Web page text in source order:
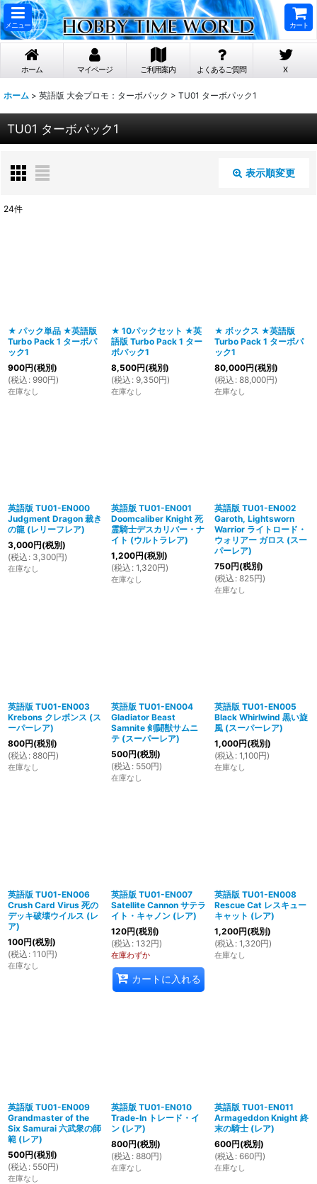
メニュー カート
ホーム マイページ ご利用案内 よくあるご質問 X
ホーム > 英語版 大会プロモ：ターボパック > TU01 ターボパック1
TU01 ターボパック1
表示順変更
絞り込む
24件
★ パック単品 ★英語版
Turbo Pack 1 ターボパ
ック1
900円(税別)
(税込 : 990円)
在庫なし
★ 10パックセット ★英
語版 Turbo Pack 1 ター
ボパック1
8,500円(税別)
(税込 : 9,350円)
在庫なし
★ ボックス ★英語版
Turbo Pack 1 ターボパ
ック1
80,000円(税別)
(税込 : 88,000円)
在庫なし
英語版 TU01-EN000
Judgment Dragon 裁き
の龍 (レリーフレア)
3,000円(税別)
(税込 : 3,300円)
在庫なし
英語版 TU01-EN001
Doomcaliber Knight 死
霊騎士デスカリバー・ナ
イト (ウルトラレア)
1,200円(税別)
(税込 : 1,320円)
在庫なし
英語版 TU01-EN002
Garoth, Lightsworn
Warrior ライトロード・
ウォリアー ガロス (スー
パーレア)
750円(税別)
(税込 : 825円)
在庫なし
英語版 TU01-EN003
Krebons クレボンス (ス
ーパーレア)
800円(税別)
(税込 : 880円)
在庫なし
英語版 TU01-EN004
Gladiator Beast
Samnite 剣闘獣サムニ
テ (スーパーレア)
500円(税別)
(税込 : 550円)
在庫なし
英語版 TU01-EN005
Black Whirlwind 黒い旋
風 (スーパーレア)
1,000円(税別)
(税込 : 1,100円)
在庫なし
英語版 TU01-EN006
Crush Card Virus 死の
デッキ破壊ウイルス (レ
ア)
100円(税別)
(税込 : 110円)
在庫なし
英語版 TU01-EN007
Satellite Cannon サテラ
イト・キャノン (レア)
120円(税別)
(税込 : 132円)
在庫わずか
カートに入れる
英語版 TU01-EN008
Rescue Cat レスキュー
キャット (レア)
1,200円(税別)
(税込 : 1,320円)
在庫なし
英語版 TU01-EN009
Grandmaster of the
Six Samurai 六武衆の師
範 (レア)
500円(税別)
(税込 : 550円)
在庫なし
英語版 TU01-EN010
Trade-In トレード・イ
ン (レア)
800円(税別)
(税込 : 880円)
在庫なし
英語版 TU01-EN011
Armageddon Knight 終
末の騎士 (レア)
600円(税別)
(税込 : 660円)
在庫なし